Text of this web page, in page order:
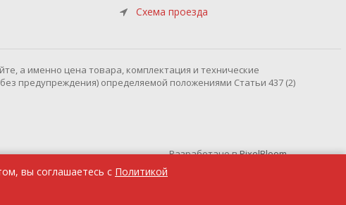
Схема проезда
вы соглашаетесь с Политикой
а именно цена товара, комплектация и технические
предупреждения) определяемой положениями Статьи 437 (2)
Разработано вPixelBloom